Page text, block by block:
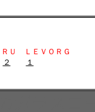
ＲＵ ＬＥＶＯＲＧ
２ １